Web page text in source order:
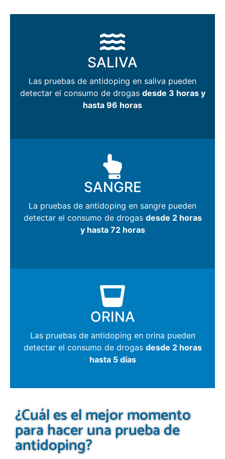
SALIVA
Las pruebas de antidoping en saliva pueden
detectar el consumo de drogas desde 3 horas y
hasta 96 horas
SANGRE
La pruebas de antidoping en sangre pueden
detectar el consumo de drogas desde 2 horas
y hasta 72 horas
ORINA
Las pruebas de antidoping en orina pueden
detectar el consumo de drogas desde 2 horas
hasta 5 días
¿Cuál es el mejor momento
para hacer una prueba de
antidoping?